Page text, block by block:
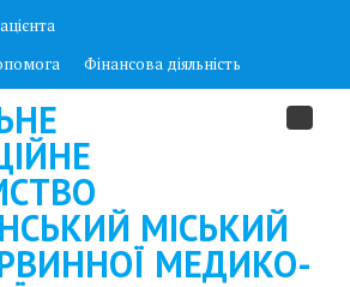
через сервіс «Укрпошта.Аптека»
Фінансова діяльність
МІСЬКИЙ